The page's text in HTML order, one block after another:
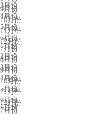
9月份
10月份
11月份
12月份
3月份
4月份
5月份
6月份
7月份
8月份
9月份
10月份
11月份
12月份
中山展会排期
1月份
2月份
3月份
4月份
5月份
6月份
7月份
重庆展会排期
1月份